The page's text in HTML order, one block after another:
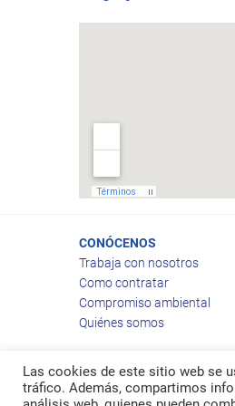
CONÓCENOS
Trabaja con nosotros
Como contratar
Compromiso ambiental
Quiénes somos
Las cookies de este sitio web se
tráfico. Además, compartimos